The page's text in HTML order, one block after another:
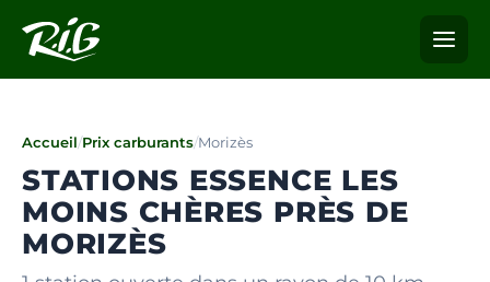
Accueil/Prix carburants/Morizès
STATIONS ESSENCE LES
MOINS CHÈRES PRÈS DE
MORIZÈS